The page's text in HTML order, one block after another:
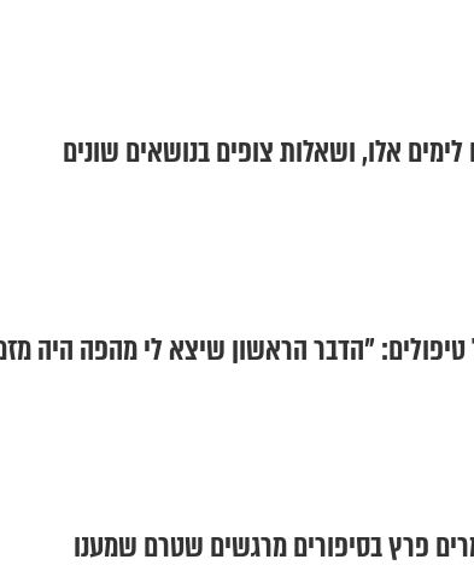
אלו, ושאלות צופים בנושאים שונים
"הדבר הראשון שיצא לי מהפה היה
פרץ בסיפורים מרגשים שטרם שמענו